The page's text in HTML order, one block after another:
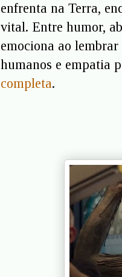
enfrenta na Terra,
vital. Entre humor,
emociona ao
humanos e empatia
completa.